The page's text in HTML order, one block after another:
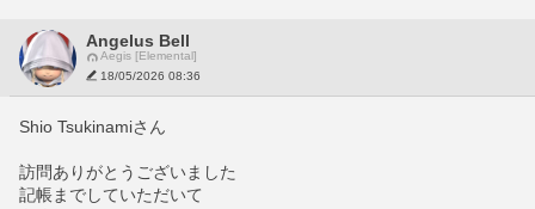
Angelus Bell
Aegis [Elemental]
18/05/2026 08:36
Shio Tsukinamiさん
訪問ありがとうございました
記帳までしていただいて